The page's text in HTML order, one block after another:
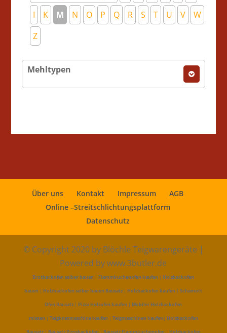
I
K M N O P Q R S T U V
W
Z
Mehltypen
Über uns Kontakt Impressum
AGB
Online –Streitschlichtungsplattform
Datenschutz
© Copyright 2020 by Blöchle Teigwarengeräte |
Powered by www.3butler.de
Brotbackofen selber bauen | Flammkuchenofen kaufen | Holzbackofen
bauen | Holzbackofen selber bauen Bausatz | Holzbackofen kaufen |Schamott
Ofen Bausatz | Pizza Holzofen kaufen | Mobiler Holzbackofen
mieten| Teigknetmaschine kaufen| Teigmaschinen kaufen| Holzbackofen